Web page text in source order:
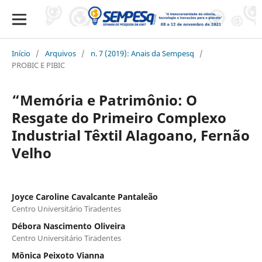
Início / Arquivos / n. 7 (2019): Anais da Sempesq
/
PROBIC E PIBIC
“Memória e Patrimônio: O
Resgate do Primeiro Complexo
Industrial Têxtil Alagoano, Fernão
Velho
Joyce Caroline Cavalcante Pantaleão
Centro Universitário Tiradentes
Débora Nascimento Oliveira
Centro Universitário Tiradentes
Mônica Peixoto Vianna